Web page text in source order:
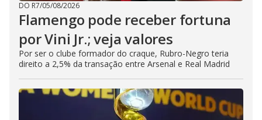
DO R7/05/08/2026
Flamengo pode receber fortuna
por Vini Jr.; veja valores
Por ser o clube formador do craque, Rubro-Negro teria
direito a 2,5% da transação entre Arsenal e Real Madrid